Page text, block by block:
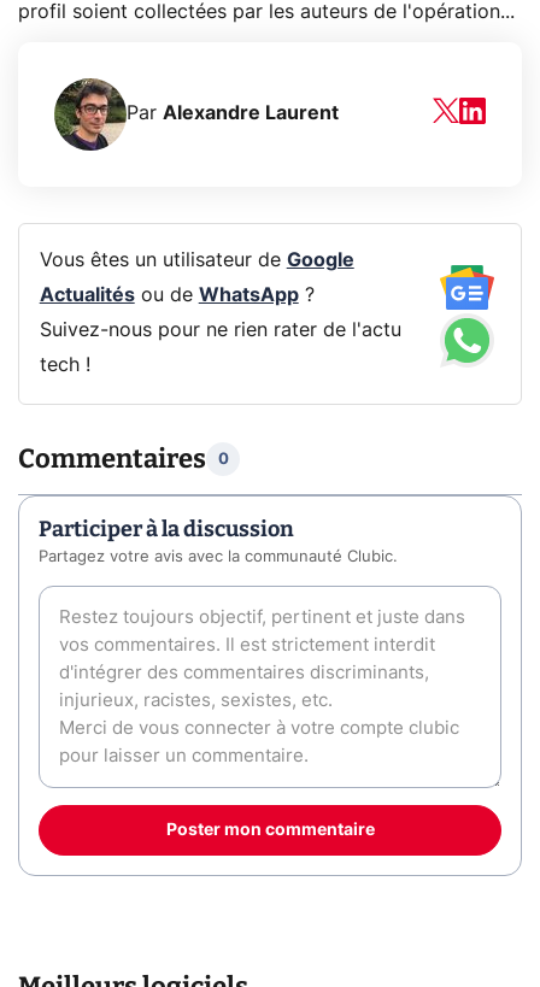
profil soient collectées par les auteurs de l'opération...
Par Alexandre Laurent
Vous êtes un utilisateur de Google
Actualitésou de WhatsApp?
Suivez-nous pour ne rien rater de l'actu
tech !
Commentaires 0
Participer à la discussion
Partagez votre avis avec la communauté Clubic.
Poster mon commentaire